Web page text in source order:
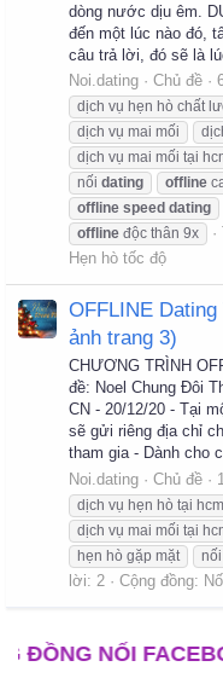
dòng nước dịu êm.
đến một lúc nào đó,
câu trả lời, đó sẽ là
Noi.dating
Chủ đề
dịch vụ hẹn hò chất
dịch vụ mai mối
dịch vụ mai mối tại
nối dating offline
offline speed dating
offline độc thân 9x
Hẹn hò tốc độ
OFFLINE
ảnh trang 3)
CHƯƠNG TRÌNH
đề: Noel Chung Đôi
CN - 20/12/20 - Tại
sẽ gửi riêng địa chỉ
tham gia - Dành cho
Noi.dating
Chủ đề
dịch vụ hẹn hò tại hcm
dịch vụ mai mối tại
hẹn hò gặp mặt
nối
lời: 2
Cộng đồng:
NỐI FACEBOOK